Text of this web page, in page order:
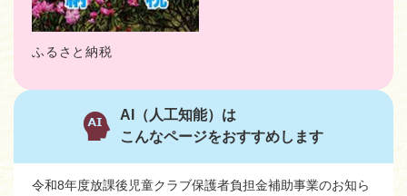
ふるさと納税
AI（人工知能）は
こんなページをおすすめします
令和8年度放課後児童クラブ保護者負担金補助事業のお知ら